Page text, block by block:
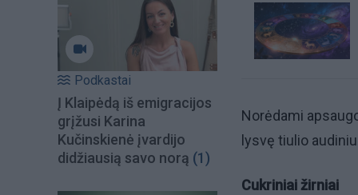
Podkastai
Į Klaipėdą iš emigracijos
grįžusi Karina
Kučinskienė įvardijo
didžiausią savo norą (1)
Norėdami
lysvę tiulio
Cukriniai žirniai